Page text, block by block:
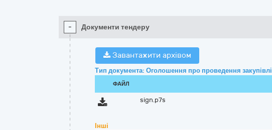
- Документи тендеру
Завантажити архівом
Тип документа: Оголошення про проведення закупівлі
ФАЙЛ
sign.p7s
Інші